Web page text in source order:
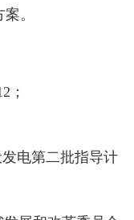
。
；
电第二批指导计